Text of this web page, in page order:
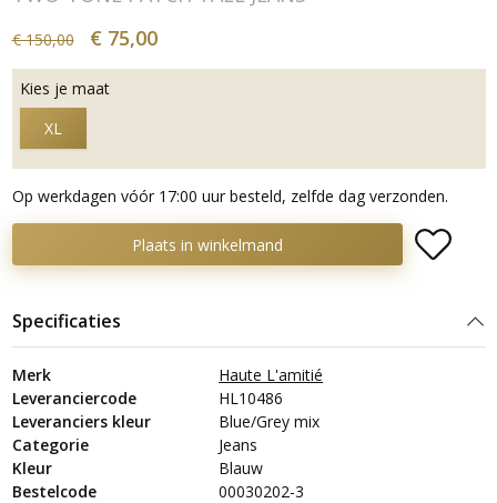
€ 150,00 € 75,00
Kies je maat
XL
Op werkdagen vóór 17:00 uur besteld, zelfde dag verzonden.
Plaats in winkelmand
Specificaties
Merk
Haute L'amitié
Leveranciercode
HL10486
Leveranciers kleur
Blue/Grey mix
Categorie
Jeans
Kleur
Blauw
Bestelcode
00030202-3